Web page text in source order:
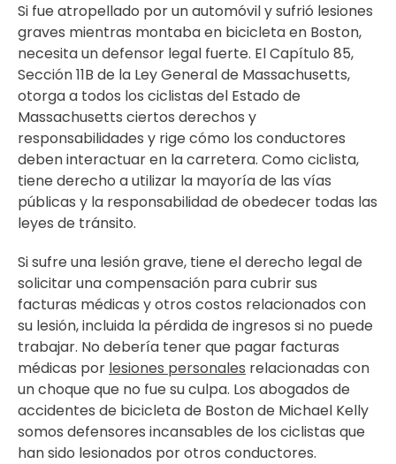
Si fue atropellado por un automóvil y sufrió lesiones
graves mientras montaba en bicicleta en Boston,
necesita un defensor legal fuerte. El Capítulo 85,
Sección 11B de la Ley General de Massachusetts,
otorga a todos los ciclistas del Estado de
Massachusetts ciertos derechos y
responsabilidades y rige cómo los conductores
deben interactuar en la carretera. Como ciclista,
tiene derecho a utilizar la mayoría de las vías
públicas y la responsabilidad de obedecer todas las
leyes de tránsito.
Si sufre una lesión grave, tiene el derecho legal de
solicitar una compensación para cubrir sus
facturas médicas y otros costos relacionados con
su lesión, incluida la pérdida de ingresos si no puede
trabajar. No debería tener que pagar facturas
médicas por lesiones personales relacionadas con
un choque que no fue su culpa. Los abogados de
accidentes de bicicleta de Boston de Michael Kelly
somos defensores incansables de los ciclistas que
han sido lesionados por otros conductores.